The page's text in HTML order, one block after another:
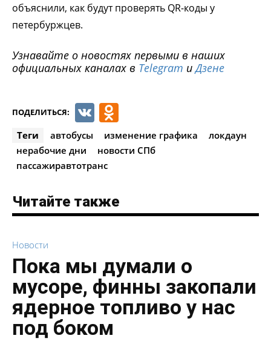
объяснили, как будут проверять QR-коды у
петербуржцев.
Узнавайте о новостях первыми в наших
официальных каналах в Telegram иДзене
ПОДЕЛИТЬСЯ: VK
Теги автобусы изменение графика
локдаун
нерабочие дни
новости СПб
пассажиравтотранс
Читайте также
Новости
Пока мы думали о
мусоре, финны закопали
ядерное топливо у нас
под боком